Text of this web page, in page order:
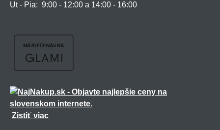
Ut - Pia: 9:00 - 12:00 a 14:00 - 16:00
Zistiť viac